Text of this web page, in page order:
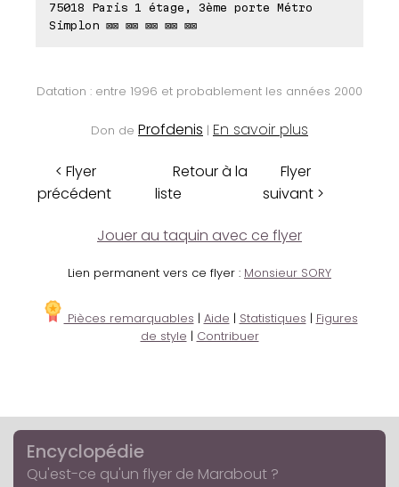
75018 Paris 1 étage, 3ème porte Métro
Simplon ⊠⊠ ⊠⊠ ⊠⊠ ⊠⊠ ⊠⊠
Datation : entre 1996 et probablement les années 2000
Don de Profdenis | En savoir plus
< Flyer
précédent
Retour à la
liste
Flyer
suivant >
Jouer au taquin avec ce flyer
Lien permanent vers ce flyer : Monsieur SORY
Pièces remarquables | Aide | Statistiques | Figures
de style | Contribuer
Encyclopédie
Qu'est-ce qu'un flyer de Marabout ?